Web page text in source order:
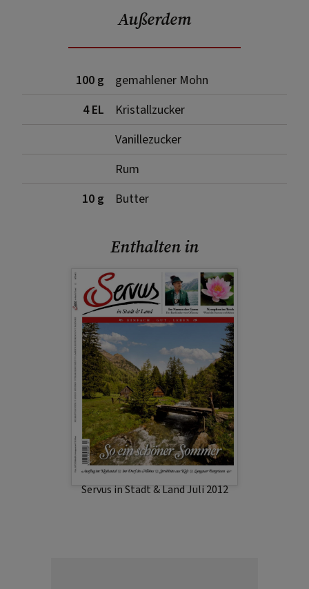
Außerdem
100 g
gemahlener Mohn
4 EL
Kristallzucker
Vanillezucker
Rum
10 g
Butter
Enthalten in
Servus in Stadt & Land Juli 2012